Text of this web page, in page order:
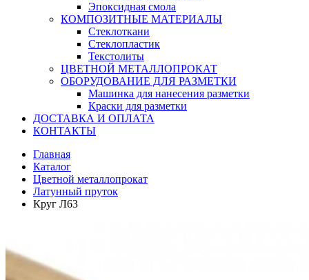
Эпоксидная смола
КОМПОЗИТНЫЕ МАТЕРИАЛЫ
Стеклоткани
Стеклопластик
Текстолиты
ЦВЕТНОЙ МЕТАЛЛОПРОКАТ
ОБОРУДОВАНИЕ ДЛЯ РАЗМЕТКИ
Машинка для нанесения разметки
Краски для разметки
ДОСТАВКА И ОПЛАТА
КОНТАКТЫ
Главная
Каталог
Цветной металлопрокат
Латунный пруток
Круг Л63